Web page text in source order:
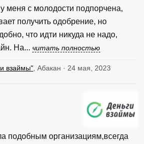
меня с молодости подпорчена,
получить одобрение, но
что идти никуда не надо,
На... читать полностью
взаймы" , Абакан · 24 мая, 2023
подобным организациям,всегда